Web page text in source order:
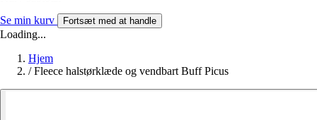
Se min kurv Fortsæt med at handle
Loading...
Hjem
/ Fleece halstørklæde og vendbart Buff Picus